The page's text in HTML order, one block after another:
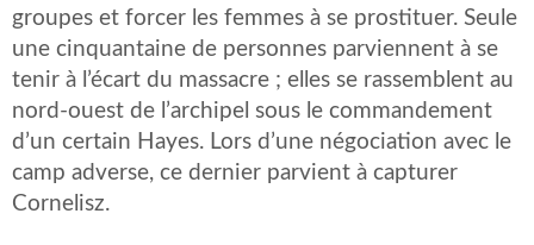
groupes et forcer les femmes à se prostituer. Seule
une cinquantaine de personnes parviennent à se
tenir à l’écart du massacre ; elles se rassemblent au
nord-ouest de l’archipel sous le commandement
d’un certain Hayes. Lors d’une négociation avec le
camp adverse, ce dernier parvient à capturer
Cornelisz.